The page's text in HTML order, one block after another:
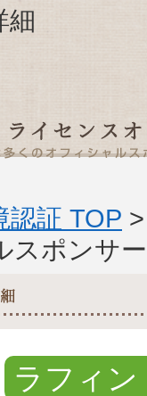
細
認証 TOP
ポンサ
ラフィン